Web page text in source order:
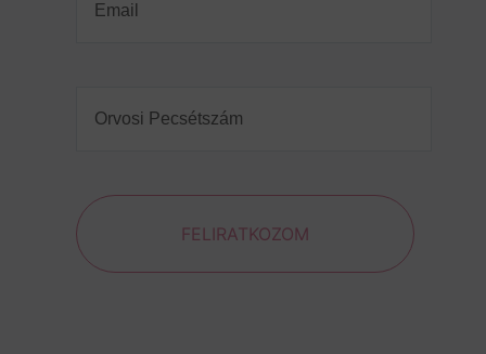
Pecsétszám(Required)
FELIRATKOZOM